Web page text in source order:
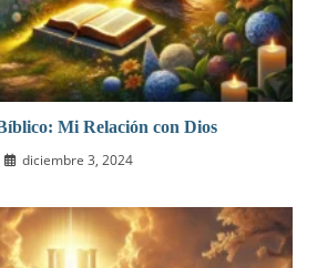
Mi Relación con Dios
diciembre 3, 2024